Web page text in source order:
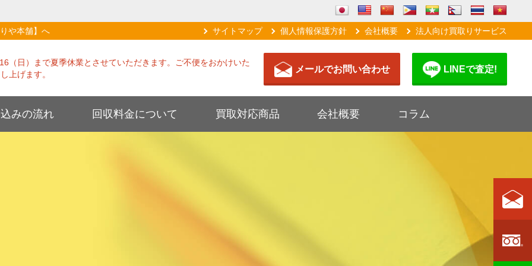
や本舗】へ サイトマップ 個人情報保護方針 会社概要 法人向け買取りサービス
（日）まで夏季休業とさせていただきます。ご不便をおかけいた
上げます。
メールでお問い合わせ LINEで査定!
みの流れ 回収料金について 買取対応商品 会社概要 コラム